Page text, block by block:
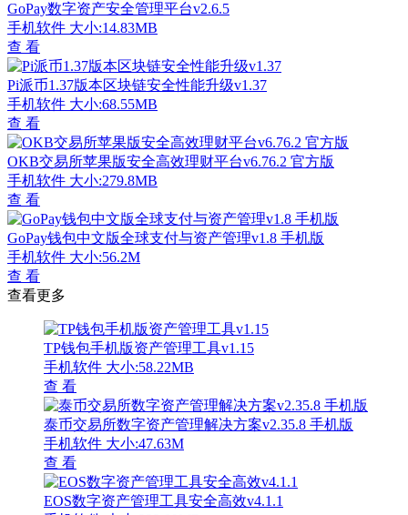
GoPay数字资产安全管理平台v2.6.5
手机软件 大小:14.83MB
查 看
Pi派币1.37版本区块链安全性能升级v1.37
手机软件 大小:68.55MB
查 看
OKB交易所苹果版安全高效理财平台v6.76.2 官方版
手机软件 大小:279.8MB
查 看
GoPay钱包中文版全球支付与资产管理v1.8 手机版
手机软件 大小:56.2M
查 看
查看更多
TP钱包手机版资产管理工具v1.15
手机软件 大小:58.22MB
查 看
泰币交易所数字资产管理解决方案v2.35.8 手机版
手机软件 大小:47.63M
查 看
EOS数字资产管理工具安全高效v4.1.1